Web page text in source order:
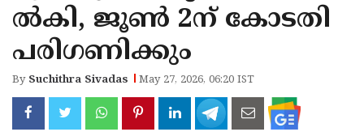
ല്‍കി, ജൂണ്‍ 2ന് കോടതി
പരിഗണിക്കും
By Suchithra Sivadas May 27, 2026, 06:20 IST